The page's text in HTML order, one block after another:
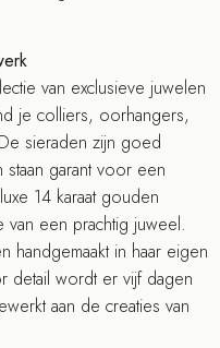
van exclusieve juwelen
je colliers, oorhangers,
sieraden zijn goed
garant voor een
14 karaat gouden
van een prachtig juweel.
handgemaakt in haar eigen
wordt er vijf dagen
aan de creaties van